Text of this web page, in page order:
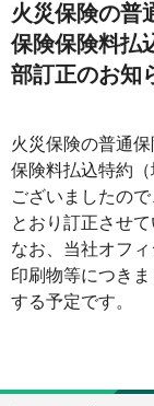
火災保険の普
保険保険料払
部訂正のお知
火災保険の普通
保険料払込特約
ございましたの
とおり訂正させて
なお、当社オフ
印刷物等につき
する予定です。